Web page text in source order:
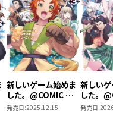
新しいゲーム始めま
した。@COMIC ～
使命もないのに最強
発売日:2025.12.15
新しい
した。
使命も
発売日: